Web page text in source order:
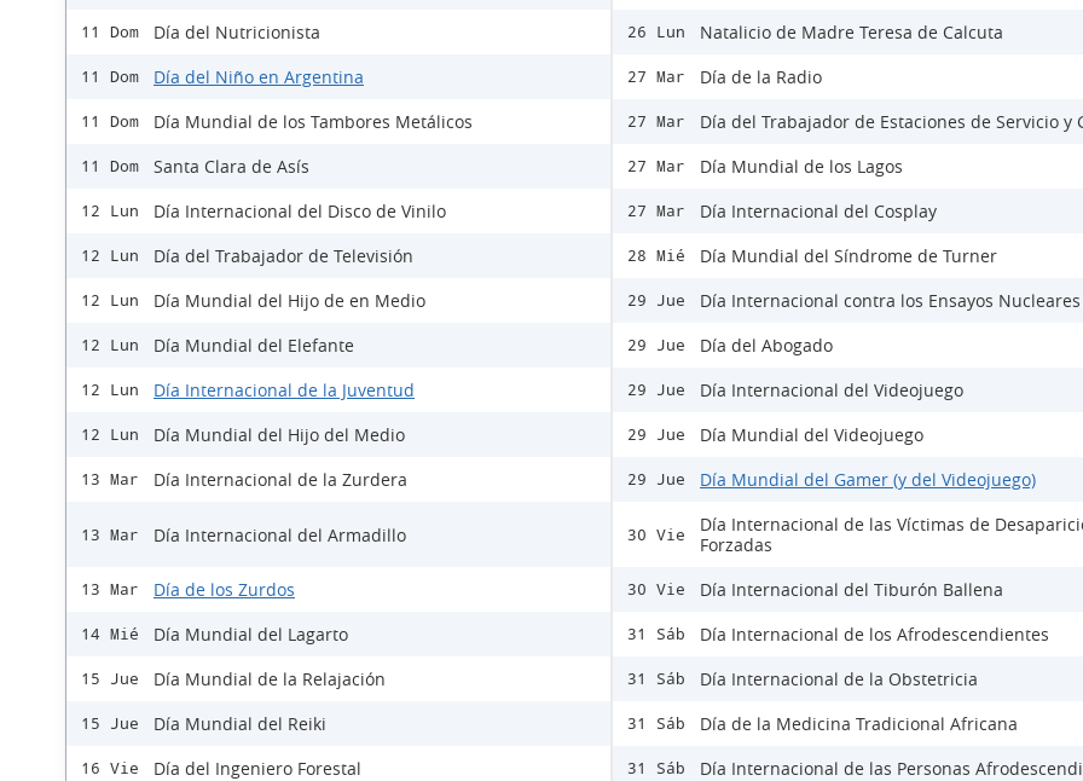
11 Dom Día del Nutricionista
11 Dom Día del Niño en Argentina
11 Dom Día Mundial de los Tambores Metálicos
11 Dom Santa Clara de Asís
12 Lun Día Internacional del Disco de Vinilo
12 Lun Día del Trabajador de Televisión
12 Lun Día Mundial del Hijo de en Medio
12 Lun Día Mundial del Elefante
12 Lun Día Internacional de la Juventud
12 Lun Día Mundial del Hijo del Medio
13 Mar Día Internacional de la Zurdera
13 Mar Día Internacional del Armadillo
13 Mar Día de los Zurdos
14 Mié Día Mundial del Lagarto
15 Jue Día Mundial de la Relajación
15 Jue Día Mundial del Reiki
16 Vie Día del Ingeniero Forestal
26 Lun Natalicio de Madre Teresa de Calcuta
27 Mar Día de la Radio
27 Mar Día del Trabajador de Estaciones de Servicio y
27 Mar Día Mundial de los Lagos
27 Mar Día Internacional del Cosplay
28 Mié Día Mundial del Síndrome de Turner
29 Jue Día Internacional contra los Ensayos Nucleares
29 Jue Día del Abogado
29 Jue Día Internacional del Videojuego
29 Jue Día Mundial del Videojuego
29 Jue Día Mundial del Gamer (y del Videojuego)
30 Vie
Día Internacional de las Víctimas de
Forzadas
30 Vie Día Internacional del Tiburón Ballena
31 Sáb Día Internacional de los Afrodescendientes
31 Sáb Día Internacional de la Obstetricia
31 Sáb Día de la Medicina Tradicional Africana
31 Sáb Día Internacional de las Personas